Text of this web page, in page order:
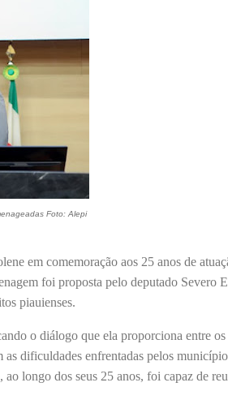
Foto: Alepi
em comemoração aos 25 anos de
foi proposta pelo deputado Severo
piauienses.
o diálogo que ela proporciona entre os
dificuldades enfrentadas pelos
longo dos seus 25 anos, foi capaz de